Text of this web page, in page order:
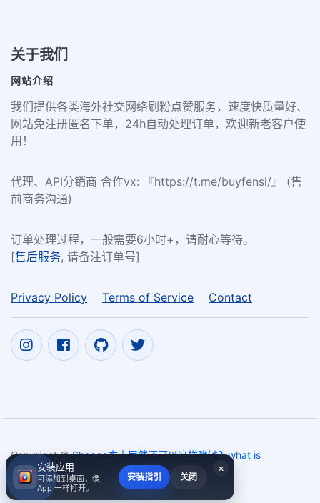
关于我们
网站介绍
我们提供各类海外社交网络刷粉点赞服务，速度快质量好、
网站免注册匿名下单，24h自动处理订单，欢迎新老客户使
用！
代理、API分销商 合作vx: 『https://t.me/buyfensi/』 (售
前商务沟通)
订单处理过程，一般需要6小时+，请耐心等待。
[售后服务, 请备注订单号]
Privacy Policy Terms of Service Contact
Copyright ©Shopee本土居然还可以这样赚钱？what is
hosting on ins,IG likes cheap 2017~2026 ×
安装应用
可添加到桌面，像
App 一样打开。
安装指引 关闭